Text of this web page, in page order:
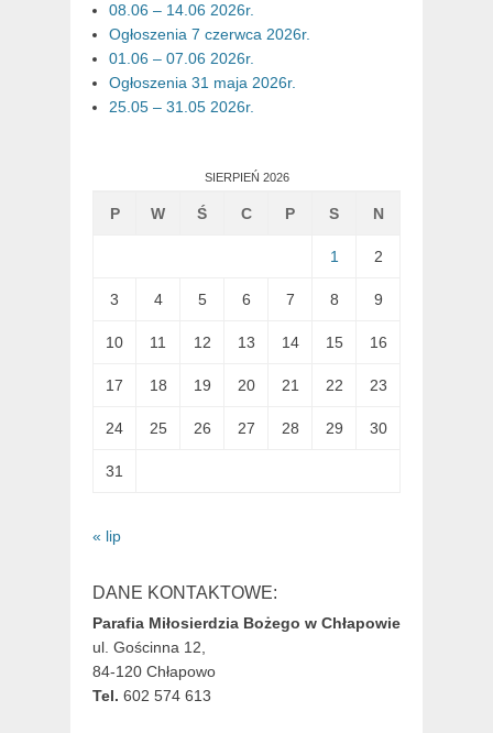
08.06 – 14.06 2026r.
Ogłoszenia 7 czerwca 2026r.
01.06 – 07.06 2026r.
Ogłoszenia 31 maja 2026r.
25.05 – 31.05 2026r.
SIERPIEŃ 2026
P W Ś C P S N
1 2
3 4 5 6 7 8 9
10 11 12 13 14 15 16
17 18 19 20 21 22 23
24 25 26 27 28 29 30
31
« lip
DANE KONTAKTOWE:
Parafia Miłosierdzia Bożego w Chłapowie
ul. Gościnna 12,
84-120 Chłapowo
Tel. 602 574 613